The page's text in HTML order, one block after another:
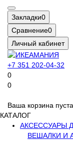
Закладки0
Сравнение0
Личный кабинет
+7 351 202-04-32
0
0
Ваша корзина
КАТАЛОГ
АКСЕССУАРЫ
ВЕШАЛКИ И